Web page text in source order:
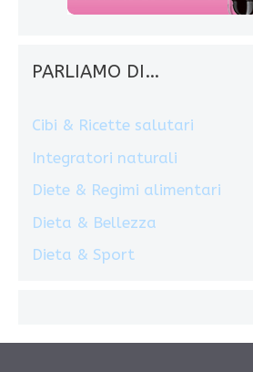
PARLIAMO DI…
Cibi & Ricette salutari
Integratori naturali
Diete & Regimi alimentari
Dieta & Bellezza
Dieta & Sport